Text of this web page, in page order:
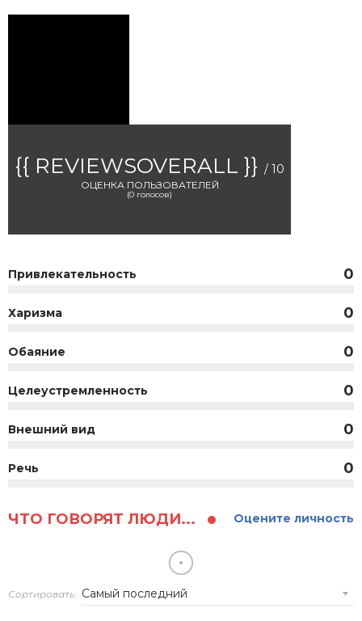
{{ REVIEWSOVERALL }} / 10
ОЦЕНКА ПОЛЬЗОВАТЕЛЕЙ
(0 голосов)
Привлекательность 0
Харизма 0
Обаяние 0
Целеустремленность 0
Внешний вид 0
Речь 0
ЧТО ГОВОРЯТ ЛЮДИ... Оцените личность
Сортировать: